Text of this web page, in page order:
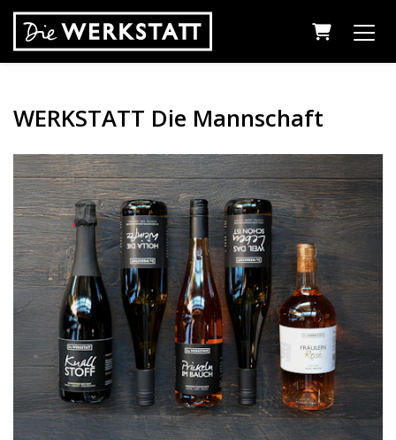
WERKSTATT Die Mannschaft